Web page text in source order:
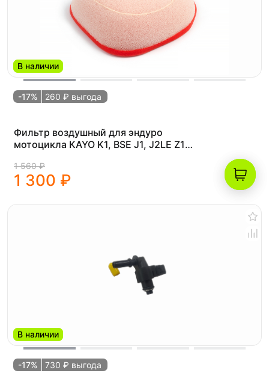
В наличии
-17% 260 ₽ выгода
Фильтр воздушный для эндуро
мотоцикла KAYO K1, BSE J1, J2LE Z1
1 560 ₽
1 300 ₽
В наличии
-17% 730 ₽ выгода